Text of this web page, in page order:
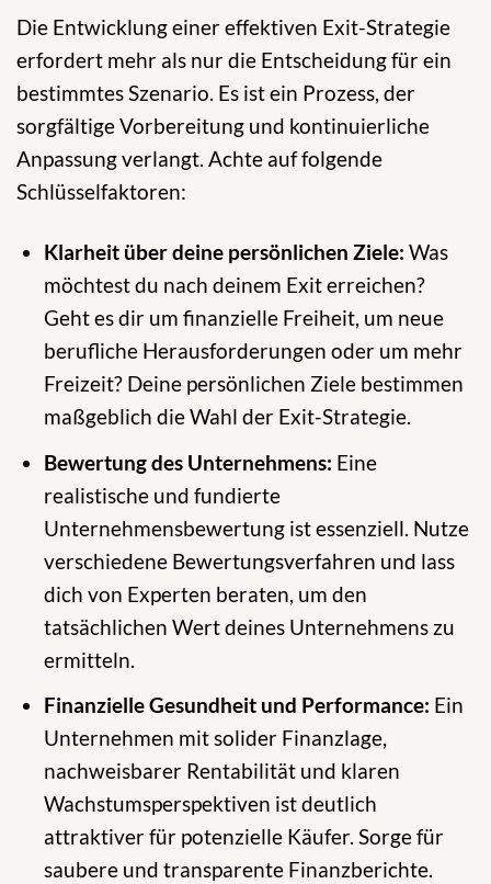
Die Entwicklung einer effektiven Exit-Strategie
erfordert mehr als nur die Entscheidung für ein
bestimmtes Szenario. Es ist ein Prozess, der
sorgfältige Vorbereitung und kontinuierliche
Anpassung verlangt. Achte auf folgende
Schlüsselfaktoren:
Klarheit über deine persönlichen Ziele: Was
möchtest du nach deinem Exit erreichen?
Geht es dir um finanzielle Freiheit, um neue
berufliche Herausforderungen oder um mehr
Freizeit? Deine persönlichen Ziele bestimmen
maßgeblich die Wahl der Exit-Strategie.
Bewertung des Unternehmens: Eine
realistische und fundierte
Unternehmensbewertung ist essenziell. Nutze
verschiedene Bewertungsverfahren und lass
dich von Experten beraten, um den
tatsächlichen Wert deines Unternehmens zu
ermitteln.
Finanzielle Gesundheit und Performance: Ein
Unternehmen mit solider Finanzlage,
nachweisbarer Rentabilität und klaren
Wachstumsperspektiven ist deutlich
attraktiver für potenzielle Käufer. Sorge für
saubere und transparente Finanzberichte.